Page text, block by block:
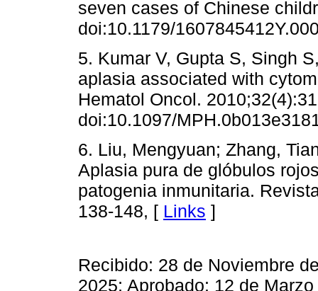
seven cases of Chinese
doi:10.1179/
5. Kumar V, Gupta S, Singh
aplasia associated with
Hematol Oncol.
doi:10.1097/
6. Liu, Mengyuan; Zhang,
Aplasia pura de glóbulos
patogenia inmunitaria.
138-148, [ Links ]
Recibido: 28 de Noviembre
2025; Aprobado: 12 de